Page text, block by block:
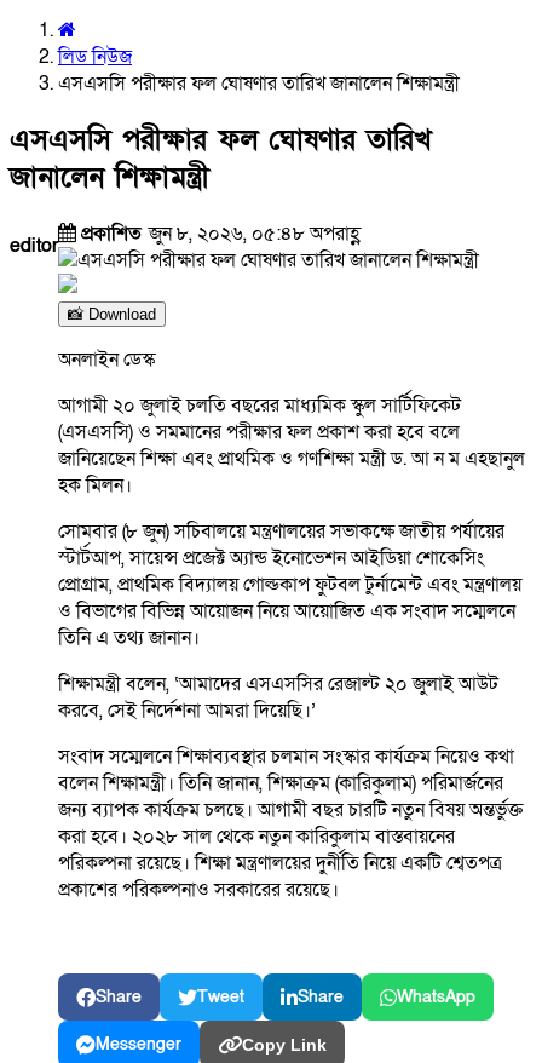
লিড নিউজ
এসএসসি পরীক্ষার ফল ঘোষণার তারিখ জানালেন শিক্ষামন্ত্রী
এসএসসি পরীক্ষার ফল ঘোষণার তারিখ
জানালেন শিক্ষামন্ত্রী
editor প্রকাশিতজুন ৮, ২০২৬, ০৫:৪৮ অপরাহ্ণ
📸 Download
অনলাইন ডেস্ক
আগামী ২০ জুলাই চলতি বছরের মাধ্যমিক স্কুল সার্টিফিকেট
(এসএসসি) ও সমমানের পরীক্ষার ফল প্রকাশ করা হবে বলে
জানিয়েছেন শিক্ষা এবং প্রাথমিক ও গণশিক্ষা মন্ত্রী ড. আ ন ম এহছানুল
হক মিলন।
সোমবার (৮ জুন) সচিবালয়ে মন্ত্রণালয়ের সভাকক্ষে জাতীয় পর্যায়ের
স্টার্টআপ, সায়েন্স প্রজেক্ট অ্যান্ড ইনোভেশন আইডিয়া শোকেসিং
প্রোগ্রাম, প্রাথমিক বিদ্যালয় গোল্ডকাপ ফুটবল টুর্নামেন্ট এবং মন্ত্রণালয়
ও বিভাগের বিভিন্ন আয়োজন নিয়ে আয়োজিত এক সংবাদ সম্মেলনে
তিনি এ তথ্য জানান।
শিক্ষামন্ত্রী বলেন, ‘আমাদের এসএসসির রেজাল্ট ২০ জুলাই আউট
করবে, সেই নির্দেশনা আমরা দিয়েছি।’
সংবাদ সম্মেলনে শিক্ষাব্যবস্থার চলমান সংস্কার কার্যক্রম নিয়েও কথা
বলেন শিক্ষামন্ত্রী। তিনি জানান, শিক্ষাক্রম (কারিকুলাম) পরিমার্জনের
জন্য ব্যাপক কার্যক্রম চলছে। আগামী বছর চারটি নতুন বিষয় অন্তর্ভুক্ত
করা হবে। ২০২৮ সাল থেকে নতুন কারিকুলাম বাস্তবায়নের
পরিকল্পনা রয়েছে। শিক্ষা মন্ত্রণালয়ের দুর্নীতি নিয়ে একটি শ্বেতপত্র
প্রকাশের পরিকল্পনাও সরকারের রয়েছে।
Share Tweet Share WhatsApp
Messenger Copy Link